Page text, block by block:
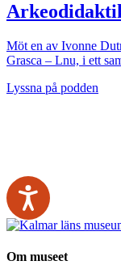
Möt en av Ivonne
Grasca – Lnu, i ett
Lyssna på podden
Om museet